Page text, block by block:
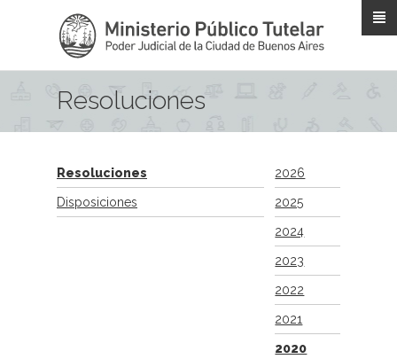
Resoluciones
Resoluciones
Disposiciones
2026
2025
2024
2023
2022
2021
2020